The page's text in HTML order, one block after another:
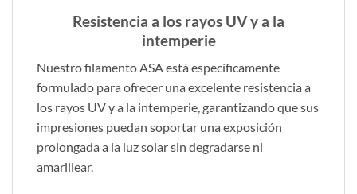
Resistencia a los rayos UV y a la
intemperie
Nuestro filamento ASA está específicamente
formulado para ofrecer una excelente resistencia a
los rayos UV y a la intemperie, garantizando que sus
impresiones puedan soportar una exposición
prolongada a la luz solar sin degradarse ni
amarillear.